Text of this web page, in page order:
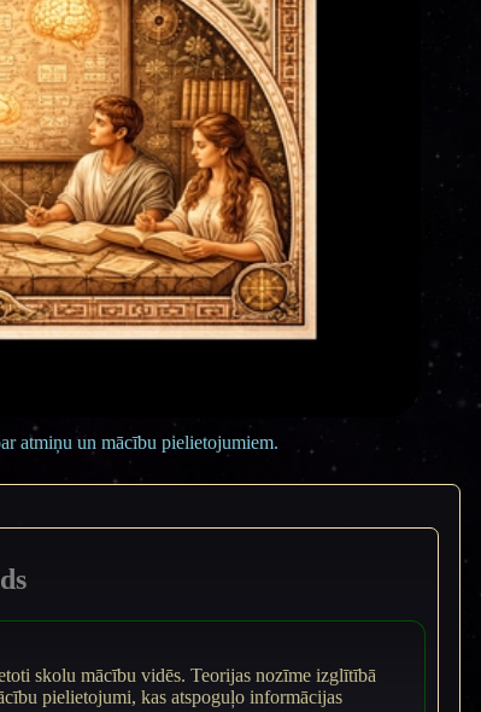
atmiņu un mācību pielietojumiem.
skolu mācību vidēs. Teorijas nozīme izglītībā
pielietojumi, kas atspoguļo informācijas